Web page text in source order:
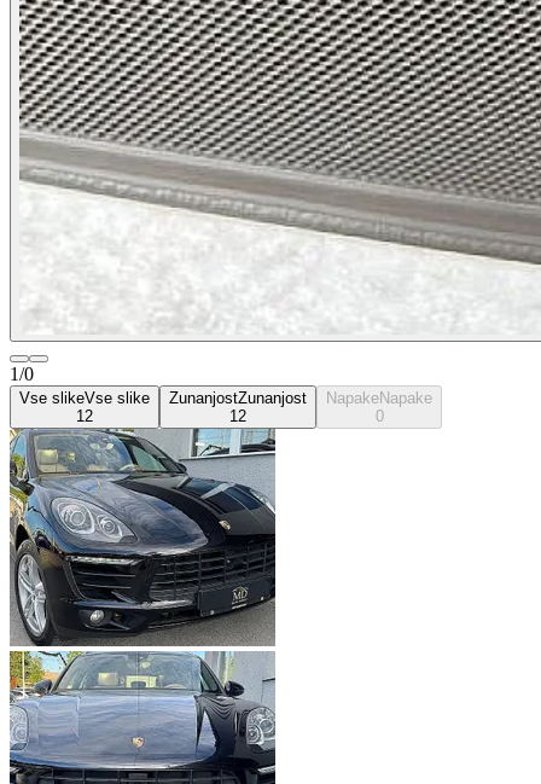
1/0
Vse slikeVse slike
12
ZunanjostZunanjost
12
NapakeNapake
0